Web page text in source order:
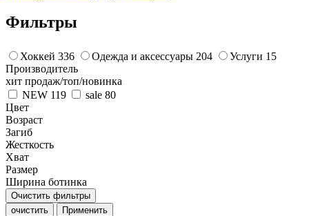
Фильтры
Хоккей 336 Одежда и аксессуары 204 Услуги 15
Производитель
хит продаж/топ/новинка
NEW 119 sale 80
Цвет
Возраст
Загиб
Жесткость
Хват
Размер
Ширина ботинка
Очистить фильтры
очистить
Применить